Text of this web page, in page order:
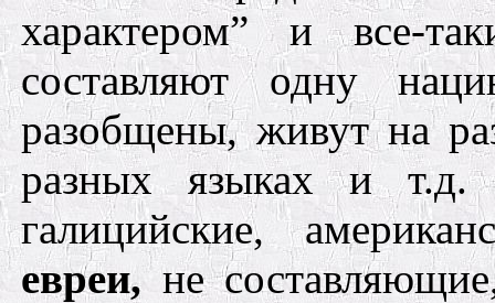
характером” и все-
составляют одну
разобщены, живут на
разных языкахи
галицийские,
евреи,не